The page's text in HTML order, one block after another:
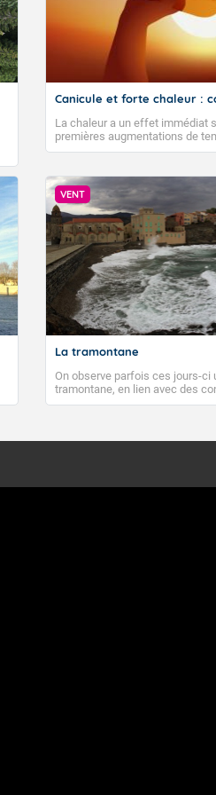
Canicule et forte chaleur :
La chaleur a un effet immédiat
premières augmentations de
VENT
La tramontane
On observe parfois ces jours-ci
tramontane, en lien avec des
de forêt. Mais qu'est-ce que la
à nord-ouest, dans un secteur
monts, en allusion aux régions